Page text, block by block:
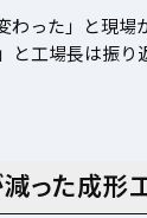
った」と現場
工場長は振
った成形